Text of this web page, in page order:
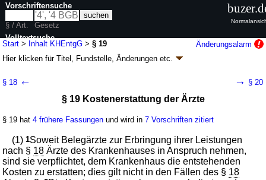
Start > Inhalt KHEntgG >§ 19
Änderungsalarm
Hier klicken fürTitel, Fundstelle, Änderungen etc.
, 1422; zuletzt geändert durch
G. v. 24.07.2026BGBl. 2026 I Nr. 228
69 weitere Fassungen | Drucksachen / Entwurf / Begründung
Abschnitt 5 Gesondert berechenbare ärztliche und
andere Leistungen
§ 18 ← → § 20
§ 19 Kostenerstattung der Ärzte
§ 19 hat4 frühere Fassungen und wird in7 Vorschriften zitiert
(1)1Soweit Belegärzte zur Erbringung ihrer Leistungen
nach § 18 Ärzte des Krankenhauses in Anspruch nehmen,
sind sie verpflichtet, dem Krankenhaus die entstehenden
Kosten zu erstatten; dies gilt nicht in den Fällen des § 18
Vorschriftensuche
§ / Art.
Gesetz
Volltextsuche
nur in KHEntgG